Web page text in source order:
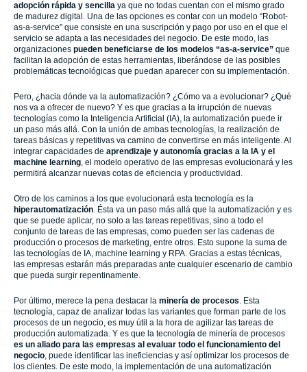
adopción rápida y sencilla ya que no todas cuentan con el mismo grado
de madurez digital. Una de las opciones es contar con un modelo “Robot-
as-a-service” que consiste en una suscripción y pago por uso en el que el
servicio se adapta a las necesidades del negocio. De este modo, las
organizaciones pueden beneficiarse de los modelos “as-a-service” que
facilitan la adopción de estas herramientas, liberándose de las posibles
problemáticas tecnológicas que puedan aparecer con su implementación.
Pero, ¿hacia dónde va la automatización? ¿Cómo va a evolucionar? ¿Qué
nos va a ofrecer de nuevo? Y es que gracias a la irrupción de nuevas
tecnologías como la Inteligencia Artificial (IA), la automatización puede ir
un paso más allá. Con la unión de ambas tecnologías, la realización de
tareas básicas y repetitivas va camino de convertirse en más inteligente. Al
integrar capacidades de aprendizaje y autonomía gracias a la IA y el
machine learning, el modelo operativo de las empresas evolucionará y les
permitirá alcanzar nuevas cotas de eficiencia y productividad.
Otro de los caminos a los que evolucionará esta tecnología es la
hiperautomatización. Ésta va un paso más allá que la automatización y es
que se puede aplicar, no solo a las tareas repetitivas, sino a todo el
conjunto de tareas de las empresas, como pueden ser las cadenas de
producción o procesos de marketing, entre otros. Esto supone la suma de
las tecnologías de IA, machine learning y RPA. Gracias a estas técnicas,
las empresas estarán más preparadas ante cualquier escenario de cambio
que pueda surgir repentinamente.
Por último, merece la pena destacar la minería de procesos. Esta
tecnología, capaz de analizar todas las variantes que forman parte de los
procesos de un negocio, es muy útil a la hora de agilizar las tareas de
producción automatizada. Y es que la tecnología de minería de procesos
es un aliado para las empresas al evaluar todo el funcionamiento del
negocio, puede identificar las ineficiencias y así optimizar los procesos de
los clientes. De este modo, la implementación de una automatización